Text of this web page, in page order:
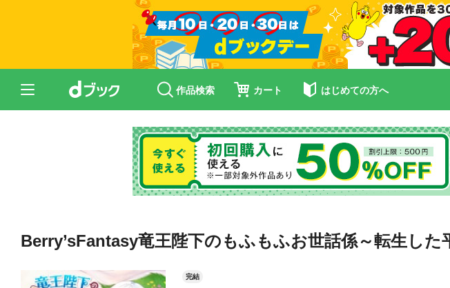
作品検索 カート はじめての方へ
Berry’sFantasy竜王陛下のもふもふお世話係～転生し
完結